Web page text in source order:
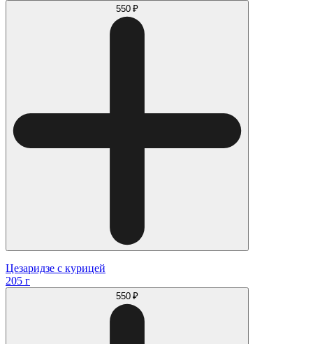
550 ₽
Цезаридзе с курицей
205 г
550 ₽